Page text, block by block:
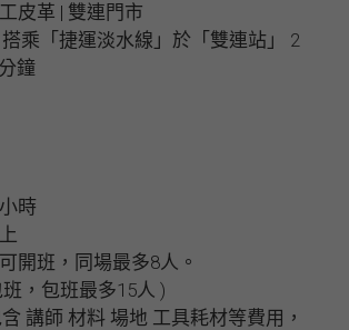
皮革 | 雙連門市
搭乘「捷運淡水線」於「雙連站」 2
鐘
時
開班，同場最多8人。
，包班最多15人 )
講師 材料 場地 工具耗材等費用，